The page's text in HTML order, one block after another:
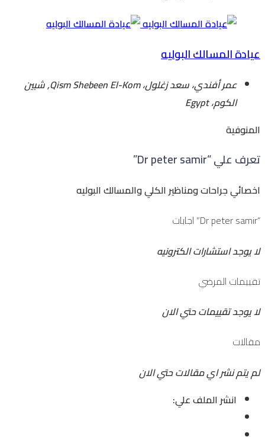
عيادة المسالك البوليه
عمر أفندي، سعد زغلول، Qism Shebeen El-Kom, شبين
الكوم، Egypt
المنوفية
تعرف علي “Dr peter samir”
اخصائي جراحات ومناظير الكلي والمسالك البوليه
“Dr peter samir” اجابات
لا يوجد استشارات الكترونيه
تقييمات المرضي
لا يوجد تقييمات حتي الان
مقالات
لم يتم نشر اي مقالات حتي الان
انشر الملف علي: